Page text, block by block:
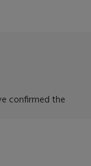
confirmed the